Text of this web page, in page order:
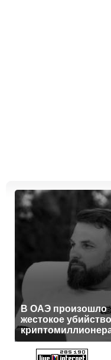
В ОАЭ произошло
жестокое убийство